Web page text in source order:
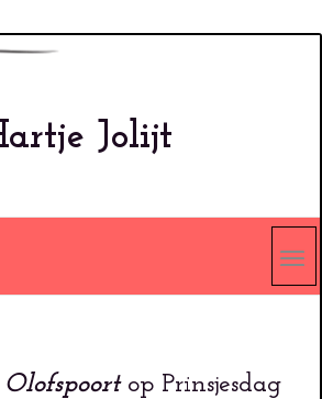
Jolijt
op Prinsjesdag